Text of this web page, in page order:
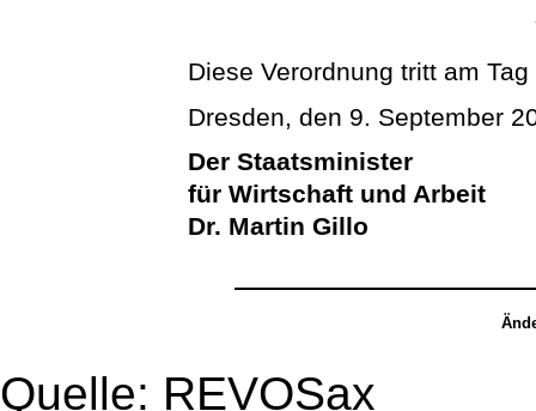
Diese Verordnung tritt am
Dresden, den 9. September
Der Staatsminister
für Wirtschaft und Arbeit
Dr. Martin Gillo
Quelle: REVOSax